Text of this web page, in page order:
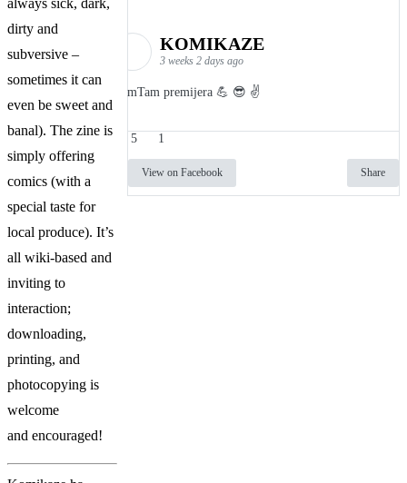
dirty and
subversive –
sometimes it can
even be sweet and
banal). The zine is
simply offering
comics (with a
special taste for
local produce). It’s
all wiki-based and
inviting to
interaction;
downloading,
printing, and
photocopying is
welcome
and encouraged!
KOMIKAZE
3 weeks 2 days ago
TamTam premijera 💪 😎 ✌️
5 1
View on Facebook Share